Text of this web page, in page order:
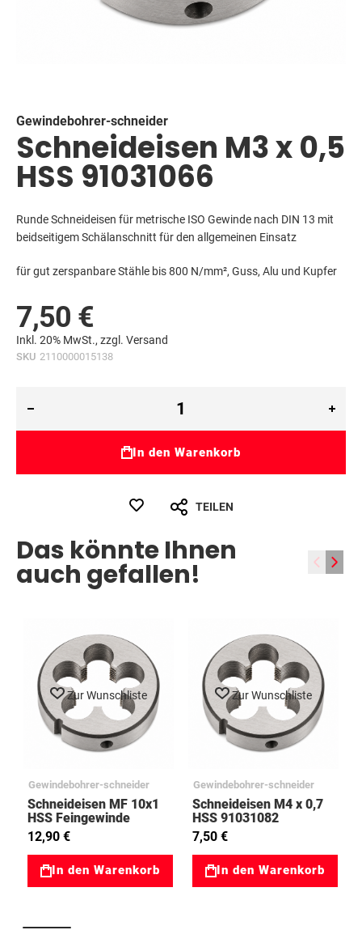
beginning
of
the
images
gallery
Gewindebohrer-schneider
Schneideisen M3 x 0,5
HSS 91031066
Runde Schneideisen für metrische ISO Gewinde nach DIN 13 mit
beidseitigem Schälanschnitt für den allgemeinen Einsatz
für gut zerspanbare Stähle bis 800 N/mm², Guss, Alu und Kupfer
7,50 €
Inkl. 20% MwSt., zzgl. Versand
SKU 2110000015138
In den Warenkorb
TEILEN
Das könnte Ihnen
auch gefallen! ‹ ›
Zur Wunschliste
Gewindebohrer-schneider
Schneideisen MF 10x1
HSS Feingewinde
91032062
12,90 €
In den Warenkorb
Zur Wunschliste
Gewindebohrer-schneider
Schneideisen M4 x 0,7
HSS 91031082
7,50 €
In den Warenkorb